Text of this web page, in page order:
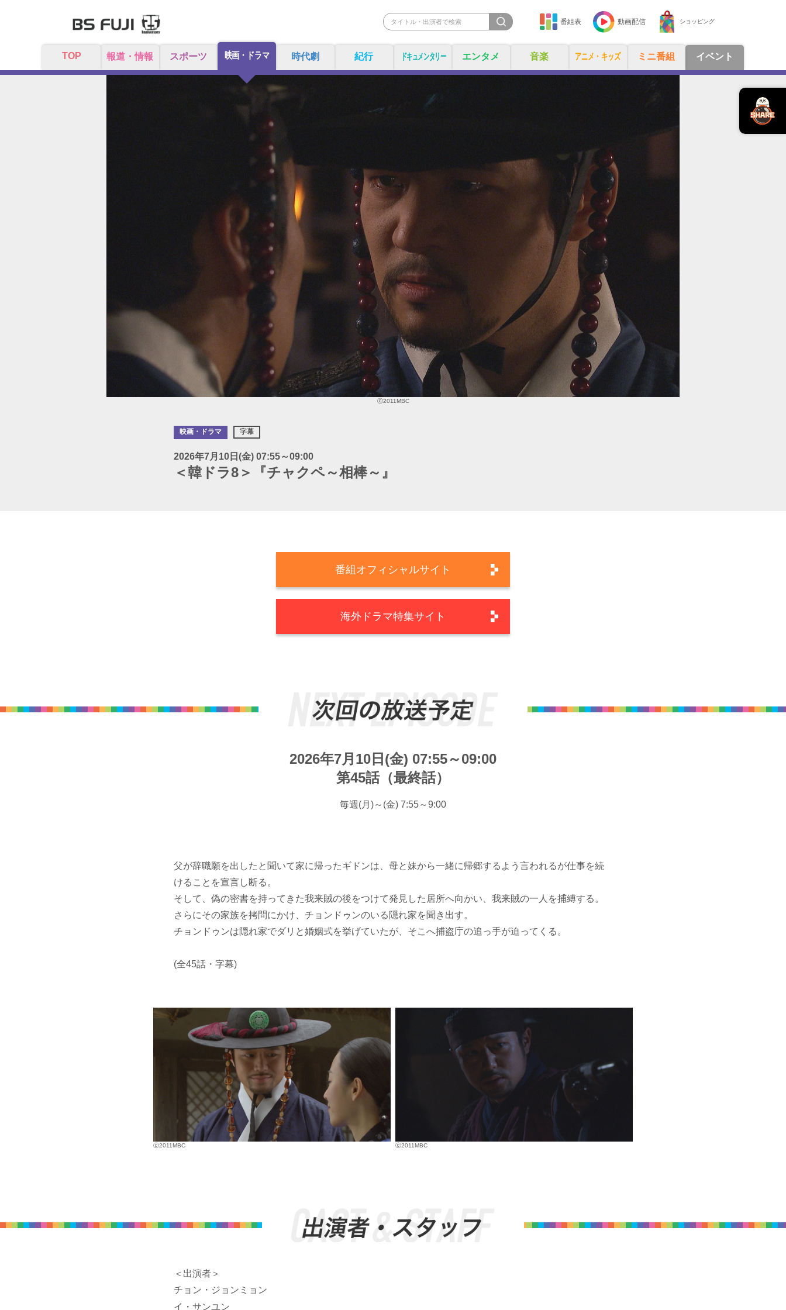
番組表 動画配信 ショッピング
TOP 報道・情報 スポーツ 映画・ドラマ 時代劇 紀行 ドキュメンタリー エンタメ 音楽 アニメ・キッズ ミニ番組 イベント
ⓒ2011MBC
映画・ドラマ 字幕
2026年7月10日(金) 07:55～09:00
＜韓ドラ8＞『チャクペ～相棒～』
番組オフィシャルサイト
海外ドラマ特集サイト
2026年7月10日(金) 07:55～09:00
第45話（最終話）
毎週(月)～(金) 7:55～9:00
父が辞職願を出したと聞いて家に帰ったギドンは、母と妹から一緒に帰郷するよう言われるが仕事を続
けることを宣言し断る。
そして、偽の密書を持ってきた我来賊の後をつけて発見した居所へ向かい、我来賊の一人を捕縛する。
さらにその家族を拷問にかけ、チョンドゥンのいる隠れ家を聞き出す。
チョンドゥンは隠れ家でダリと婚姻式を挙げていたが、そこへ捕盗庁の追っ手が迫ってくる。
(全45話・字幕)
ⓒ2011MBC ⓒ2011MBC
＜出演者＞
チョン・ジョンミョン
イ・サンユン